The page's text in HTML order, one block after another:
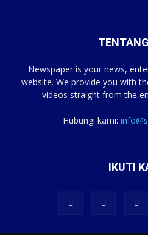
Newspaper is your news,
website. We provide you with
videos straight from the
Hubungi kami:
IKUTI